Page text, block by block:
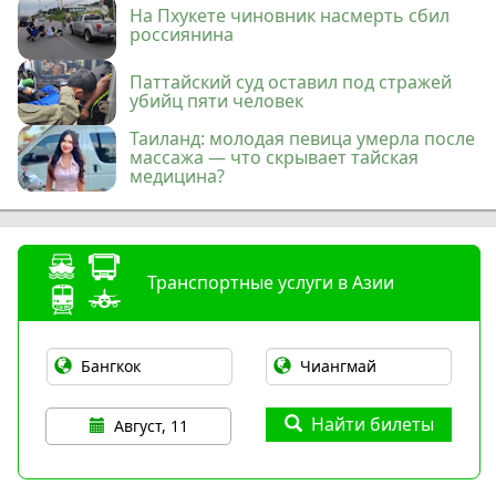
На Пхукете чиновник насмерть сбил
россиянина
Паттайский суд оставил под стражей
убийц пяти человек
Таиланд: молодая певица умерла после
массажа — что скрывает тайская
медицина?
Транспортные услуги в Азии
Август, 11 Найти билеты